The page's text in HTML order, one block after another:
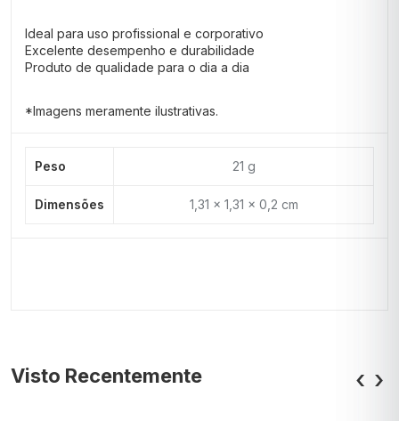
Ideal para uso profissional e corporativo
Excelente desempenho e durabilidade
Produto de qualidade para o dia a dia
*Imagens meramente ilustrativas.
Peso 21 g
Dimensões 1,31 × 1,31 × 0,2 cm
Visto Recentemente ‹ ›